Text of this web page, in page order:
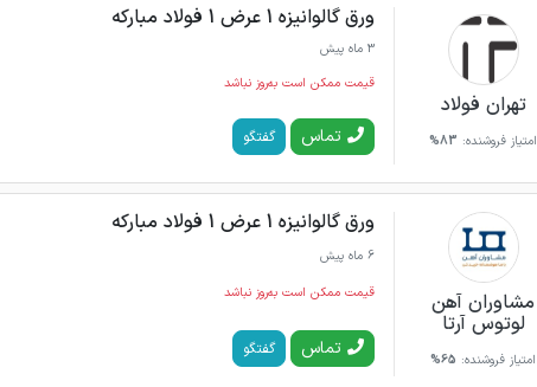
تهران فولاد
امتیاز فروشنده: 83%
ورق گالوانیزه 1 عرض 1 فولاد مبارکه
3 ماه پیش
قیمت ممکن است به‌روز نباشد
تماس گفتگو
مشاوران آهن
لوتوس آرتا
امتیاز فروشنده: 65%
ورق گالوانیزه 1 عرض 1 فولاد مبارکه
6 ماه پیش
قیمت ممکن است به‌روز نباشد
تماس گفتگو